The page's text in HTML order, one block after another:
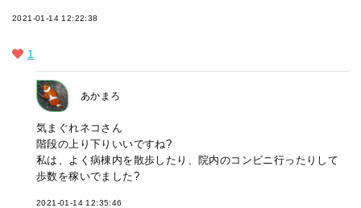
2021-01-14 12:22:38
1
あかまろ
気まぐれネコさん
階段の上り下りいいですね?
私は、よく病棟内を散歩したり、院内のコンビニ行ったりして
歩数を稼いでました?
2021-01-14 12:35:46